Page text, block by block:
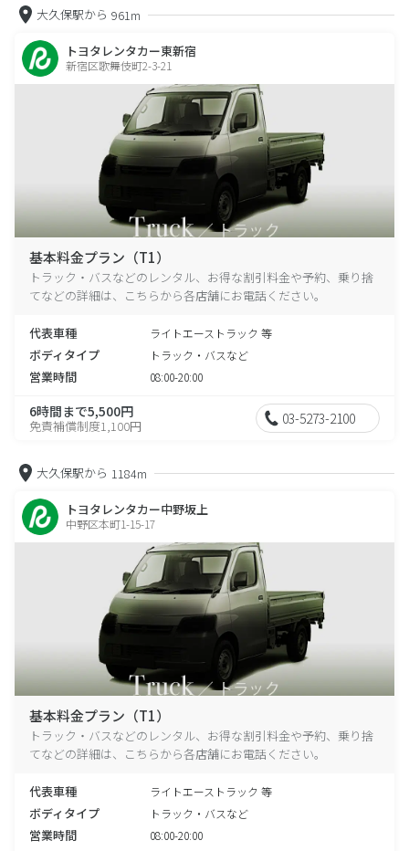
大久保駅から 961m
トヨタレンタカー東新宿
新宿区歌舞伎町2-3-21
基本料金プラン（T1）
トラック・バスなどのレンタル、お得な割引料金や予約、乗り捨
てなどの詳細は、こちらから各店舗にお電話ください。
代表車種 ライトエーストラック 等
ボディタイプ トラック・バスなど
営業時間 08:00-20:00
6時間まで5,500円
免責補償制度1,100円 03-5273-2100
大久保駅から 1184m
トヨタレンタカー中野坂上
中野区本町1-15-17
基本料金プラン（T1）
トラック・バスなどのレンタル、お得な割引料金や予約、乗り捨
てなどの詳細は、こちらから各店舗にお電話ください。
代表車種 ライトエーストラック 等
ボディタイプ トラック・バスなど
営業時間 08:00-20:00